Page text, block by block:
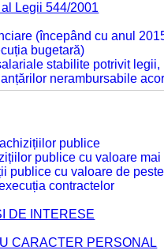
Legii 544/2001
(începând cu anul
bugetară)
stabilite potrivit
nerambursabile
publice
publice cu valoare
publice cu valoare de
contractelor
DE INTERESE
CARACTER PERSONAL